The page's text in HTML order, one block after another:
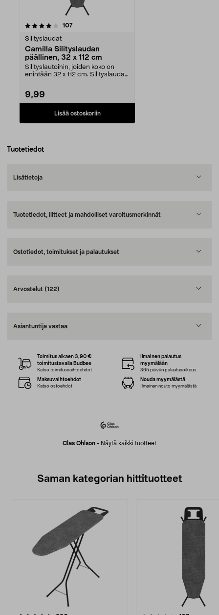
107arvostelut
Silityslaudat
Camilla Silityslaudan
päällinen, 32 x 112 cm
Silityslautoihin, joiden koko on
enintään 32 x 112 cm. Silityslaudan
9,99
Lisää ostoskoriin
Tuotetiedot
Lisätietoja
Tuotetiedot, liitteet ja mahdolliset varoitusmerkinnät
Ostotiedot, toimitukset ja palautukset
Arvostelut (122)
Asiantuntija vastaa
Clas Ohlson - Näytä kaikki tuotteet
Toimitus alkaen 3,90 €
toimitustavalla Budbee
Katso toimitusvaihtoehdot
Ilmainen palautus
myymälään
365 päivän palautusoikeus
Maksuvaihtoehdot
Katso ostoehdot
Nouda myymälästä
Ilmainen nouto myymälästä
Saman kategorian hittituotteet